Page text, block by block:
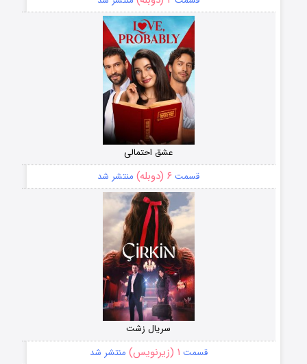
عشق احتمالی
قسمت ۶ (دوبله) منتشر شد
سریال زشت
قسمت ۱ (زیرنویس) منتشر شد